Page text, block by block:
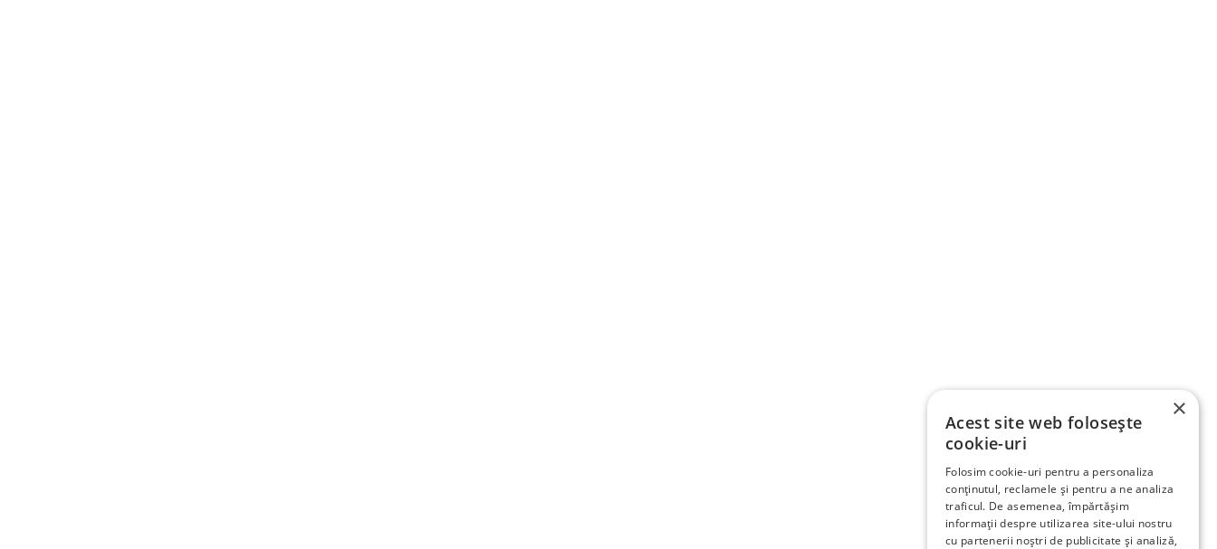
×
Acest site web folosește
cookie-uri
Folosim cookie-uri pentru a personaliza
conținutul, reclamele și pentru a ne analiza
traficul. De asemenea, împărtășim
informații despre utilizarea site-ului nostru
cu partenerii noștri de publicitate și analiză,